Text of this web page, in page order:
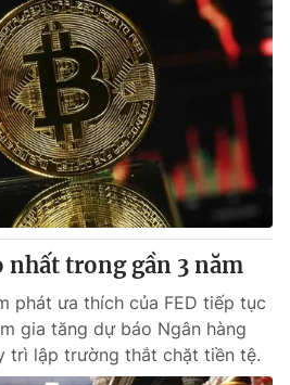
nhất trong gần 3 năm
phát ưa thích của FED tiếp tục
gia tăng dự báo Ngân hàng
trì lập trường thắt chặt tiền tệ.